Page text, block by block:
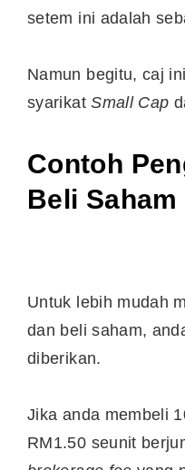
setem ini adalah
Namun begitu, caj
syarikatSmall Cap
Contoh
Beli Saham
Untuk lebih mudah
dan beli saham,
diberikan.
Jika anda membeli
RM1.50 seunit